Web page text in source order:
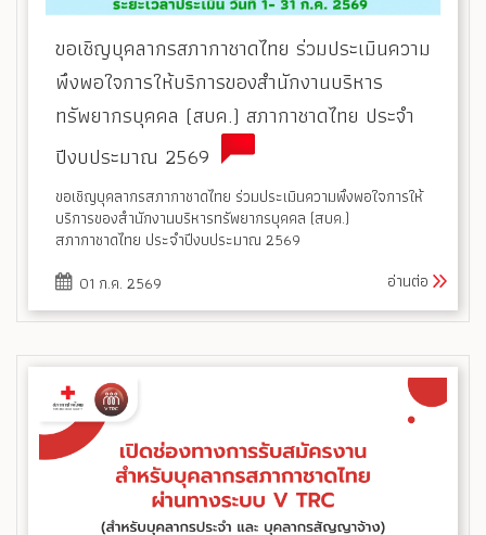
ขอเชิญบุคลากรสภากาชาดไทย ร่วมประเมินความ
พึงพอใจการให้บริการของสำนักงานบริหาร
ทรัพยากรบุคคล (สบค.) สภากาชาดไทย ประจำ
ปีงบประมาณ 2569
ขอเชิญบุคลากรสภากาชาดไทย ร่วมประเมินความพึงพอใจการให้
บริการของสำนักงานบริหารทรัพยากรบุคคล (สบค.)
สภากาชาดไทย ประจำปีงบประมาณ 2569
01 ก.ค. 2569
อ่านต่อ